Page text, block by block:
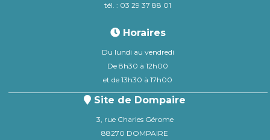
tél. : 03 29 37 88 01
Horaires
Du lundi au vendredi
De 8h30 à 12h00
et de 13h30 à 17h00
Site de Dompaire
3, rue Charles Gérome
88270 DOMPAIRE